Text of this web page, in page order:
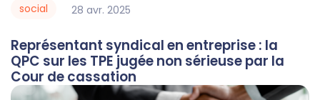
Représentant syndical en entreprise : la
QPC sur les TPE jugée non sérieuse par la
Cour de cassation
28 avr. 2025
social